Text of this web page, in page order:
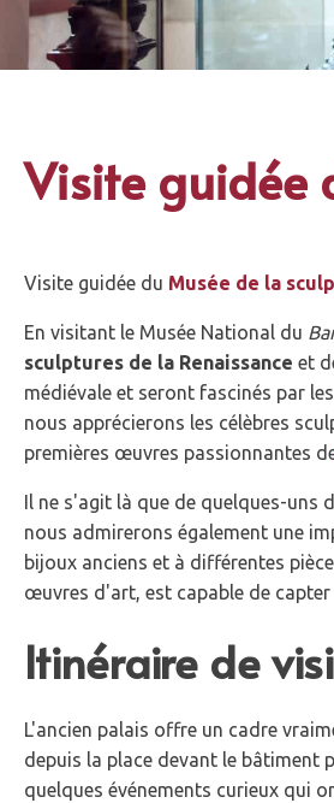
Visite guidée
Visite guidée du Musée de la
En visitant le Musée National du
sculptures de la Renaissance et
médiévale et seront fascinés par
nous apprécierons les célèbres
premières œuvres passionnantes
Il ne s'agit là que de quelques-uns
nous admirerons également une
bijoux anciens et à différentes
œuvres d'art, est capable de
Itinéraire de
L'ancien palais offre un cadre
depuis la place devant le bâtiment
quelques événements curieux qui